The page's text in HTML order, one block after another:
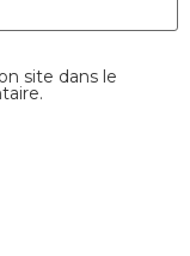
site dans le